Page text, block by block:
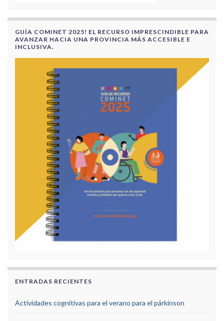
GUÍA COMINET 2025! EL RECURSO IMPRESCINDIBLE PARA
AVANZAR HACIA UNA PROVINCIA MÁS ACCESIBLE E
INCLUSIVA.
ENTRADAS RECIENTES
Actividades cognitivas para el verano para el párkinson